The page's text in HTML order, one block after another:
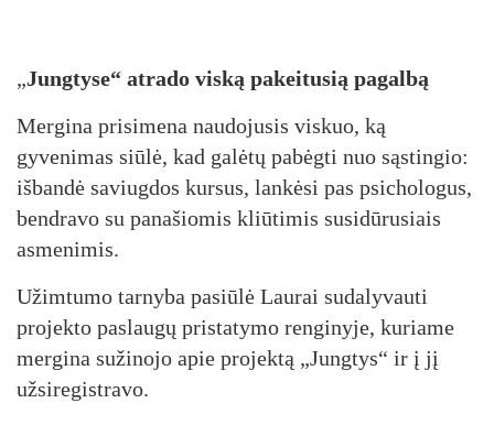
„Jungtyse“ atrado viską pakeitusią pagalbą
Mergina prisimena naudojusis viskuo, ką
gyvenimas siūlė, kad galėtų pabėgti nuo sąstingio:
išbandė saviugdos kursus, lankėsi pas psichologus,
bendravo su panašiomis kliūtimis susidūrusiais
asmenimis.
Užimtumo tarnyba pasiūlė Laurai sudalyvauti
projekto paslaugų pristatymo renginyje, kuriame
mergina sužinojo apie projektą „Jungtys“ ir į jį
užsiregistravo.